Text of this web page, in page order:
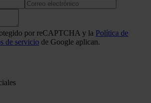
por reCAPTCHA y la Política de
de servicio de Google aplican.